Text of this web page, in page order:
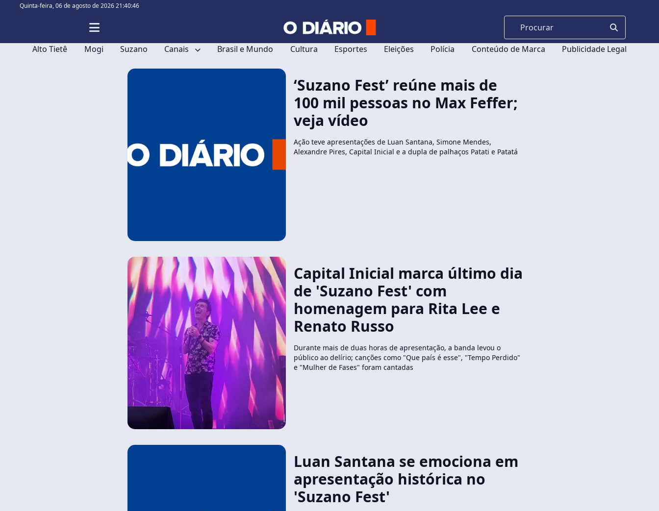
Quinta-feira,06 de agosto de 2026 21:40:47
Alto Tietê Mogi Suzano Canais Brasil e Mundo Cultura Esportes Eleições Polícia Conteúdo de Marca Publicidade Legal
‘Suzano Fest’ reúne mais de
100 mil pessoas no Max Feffer;
veja vídeo
Ação teve apresentações de Luan Santana, Simone Mendes,
Alexandre Pires, Capital Inicial e a dupla de palhaços Patati e Patatá
Capital Inicial marca último dia
de 'Suzano Fest' com
homenagem para Rita Lee e
Renato Russo
Durante mais de duas horas de apresentação, a banda levou o
público ao delírio; canções como "Que país é esse", "Tempo Perdido"
e "Mulher de Fases" foram cantadas
Luan Santana se emociona em
apresentação histórica no
'Suzano Fest'